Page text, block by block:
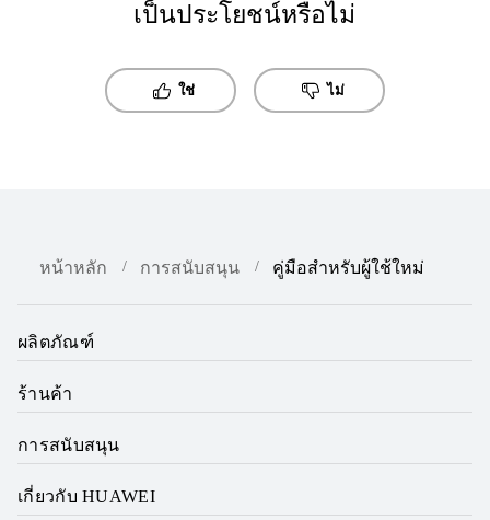
เป็นประโยชน์หรือไม่
ใช่ ไม่
หน้าหลัก การสนับสนุน คู่มือสำหรับผู้ใช้ใหม่
ผลิตภัณฑ์
ร้านค้า
การสนับสนุน
เกี่ยวกับ HUAWEI